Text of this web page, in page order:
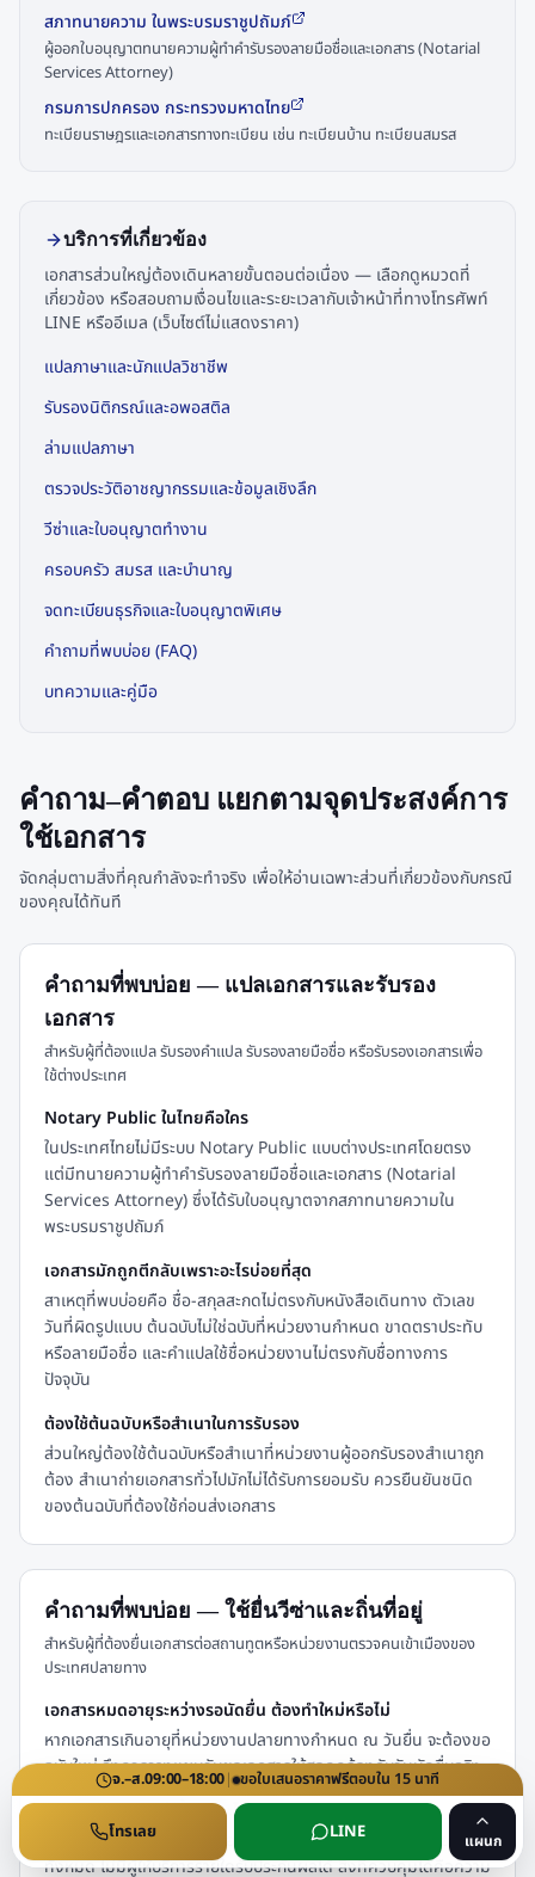
สภาทนายความ ในพระบรมราชูปถัมภ์
ผู้ออกใบอนุญาตทนายความผู้ทำคำรับรองลายมือชื่อและเอกสาร (Notarial
Services Attorney)
กรมการปกครอง กระทรวงมหาดไทย
ทะเบียนราษฎรและเอกสารทางทะเบียน เช่น ทะเบียนบ้าน ทะเบียนสมรส
บริการที่เกี่ยวข้อง
เอกสารส่วนใหญ่ต้องเดินหลายขั้นตอนต่อเนื่อง — เลือกดูหมวดที่
เกี่ยวข้อง หรือสอบถามเงื่อนไขและระยะเวลากับเจ้าหน้าที่ทางโทรศัพท์
LINE หรืออีเมล (เว็บไซต์ไม่แสดงราคา)
แปลภาษาและนักแปลวิชาชีพ
รับรองนิติกรณ์และอพอสติล
ล่ามแปลภาษา
ตรวจประวัติอาชญากรรมและข้อมูลเชิงลึก
วีซ่าและใบอนุญาตทำงาน
ครอบครัว สมรส และบำนาญ
จดทะเบียนธุรกิจและใบอนุญาตพิเศษ
คำถามที่พบบ่อย (FAQ)
บทความและคู่มือ
คำถาม–คำตอบ แยกตามจุดประสงค์การ
ใช้เอกสาร
จัดกลุ่มตามสิ่งที่คุณกำลังจะทำจริง เพื่อให้อ่านเฉพาะส่วนที่เกี่ยวข้องกับกรณี
ของคุณได้ทันที
คำถามที่พบบ่อย — แปลเอกสารและรับรอง
เอกสาร
สำหรับผู้ที่ต้องแปล รับรองคำแปล รับรองลายมือชื่อ หรือรับรองเอกสารเพื่อ
ใช้ต่างประเทศ
Notary Public ในไทยคือใคร
ในประเทศไทยไม่มีระบบ Notary Public แบบต่างประเทศโดยตรง
แต่มีทนายความผู้ทำคำรับรองลายมือชื่อและเอกสาร (Notarial
Services Attorney) ซึ่งได้รับใบอนุญาตจากสภาทนายความใน
พระบรมราชูปถัมภ์
เอกสารมักถูกตีกลับเพราะอะไรบ่อยที่สุด
สาเหตุที่พบบ่อยคือ ชื่อ-สกุลสะกดไม่ตรงกับหนังสือเดินทาง ตัวเลข
วันที่ผิดรูปแบบ ต้นฉบับไม่ใช่ฉบับที่หน่วยงานกำหนด ขาดตราประทับ
หรือลายมือชื่อ และคำแปลใช้ชื่อหน่วยงานไม่ตรงกับชื่อทางการ
ปัจจุบัน
ต้องใช้ต้นฉบับหรือสำเนาในการรับรอง
ส่วนใหญ่ต้องใช้ต้นฉบับหรือสำเนาที่หน่วยงานผู้ออกรับรองสำเนาถูก
ต้อง สำเนาถ่ายเอกสารทั่วไปมักไม่ได้รับการยอมรับ ควรยืนยันชนิด
ของต้นฉบับที่ต้องใช้ก่อนส่งเอกสาร
คำถามที่พบบ่อย — ใช้ยื่นวีซ่าและถิ่นที่อยู่
สำหรับผู้ที่ต้องยื่นเอกสารต่อสถานทูตหรือหน่วยงานตรวจคนเข้าเมืองของ
ประเทศปลายทาง
เอกสารหมดอายุระหว่างรอนัดยื่น ต้องทำใหม่หรือไม่
หากเอกสารเกินอายุที่หน่วยงานปลายทางกำหนด ณ วันยื่น จะต้องขอ
ฉบับใหม่ จึงควรวางแผนวันขอเอกสารให้สอดคล้องกับวันนัดยื่นจริง
ผลการพิจารณาวีซ่าขึ้นกับอะไร
เป็นดุลพินิจของสถานทูตหรือหน่วยงานตรวจคนเข้าเมืองปลายทาง
ทั้งหมด ไม่มีผู้ให้บริการรายใดรับประกันผลได้ สิ่งที่ควบคุมได้คือความ
จ.–ส.09:00–18:00| ขอใบเสนอราคาฟรีตอบใน 15 นาที
โทรเลย LINE แผนก